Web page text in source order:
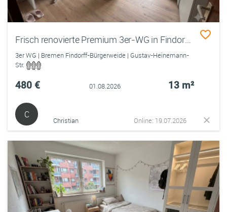
Frisch renovierte Premium 3er-WG in Findorff – große Zimmer, Balkon, möbliert
3er WG | Bremen Findorff-Bürgerweide | Gustav-Heinemann-
Str.
480 € 01.08.2026 13 m²
C
Christian Online: 19.07.2026